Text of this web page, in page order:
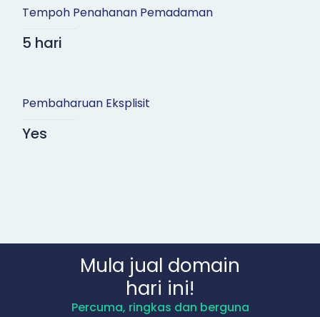
Tempoh Penahanan Pemadaman
5 hari
Pembaharuan Eksplisit
Yes
Mula jual domain
hari ini!
Percuma, ringkas dan berguna